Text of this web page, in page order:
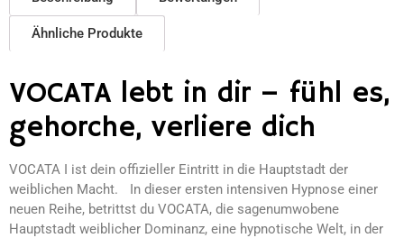
Ähnliche Produkte
VOCATA lebt in dir – fühl es,
gehorche, verliere dich
VOCATA I ist dein offizieller Eintritt in die Hauptstadt der
weiblichen Macht. In dieser ersten intensiven Hypnose einer
neuen Reihe, betrittst du VOCATA, die sagenumwobene
Hauptstadt weiblicher Dominanz, eine hypnotische Welt, in der